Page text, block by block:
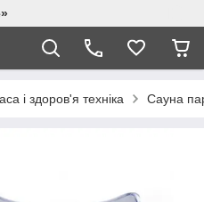
і здоров'я техніка Сауна